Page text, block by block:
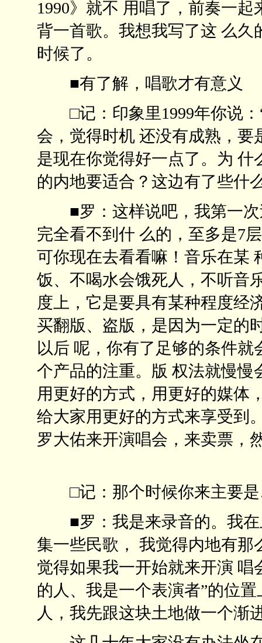
1990》就不 用唱了，前奏一
背一首歌。我想我写了这 么
时候了。
■有了解，唱歌才有意
□记：印象里1999年你说：
会，觉得时机 还没有成熟，要
是现在你觉得好一点了。为
的内地要适合？这边有了
■罗：这样说吧，我第一次
完全看不到什 么的，至多是7
可你现在去看看嘛！音乐在某
饭、不喝水会饿死人，不听音
度上，它是要具有某种程度经
买翻版、盗版，是因为一定的
以后 呢，你有了足够的条件
个产品的注重。版 权法就慢
用更好的方式，用更好的媒体
给大家用更好的方式来享受到
罗大佑来开演唱会，来卖票，
□记：那个时候你来
■罗：我是来录音的。我在
集一些民歌， 我觉得内地有
觉得如果我一开始就来开演 唱
的人、我是一个表演者”的位
人，我先跟这块土地做一